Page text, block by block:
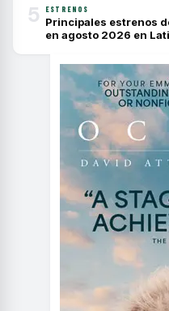
5 ESTRENOS
Principales estrenos
en agosto 2026 en